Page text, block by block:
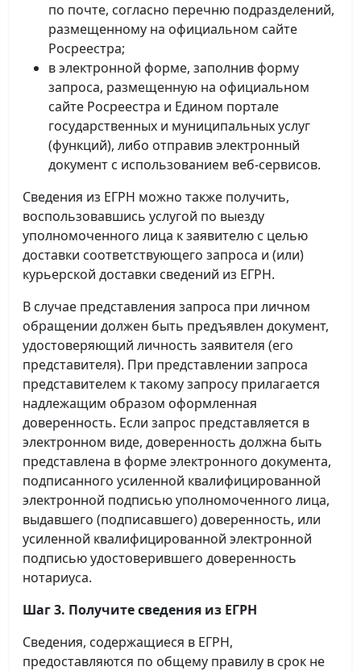
по почте, согласно перечню подразделений,
размещенному на официальном сайте
Росреестра;
в электронной форме, заполнив форму
запроса, размещенную на официальном
сайте Росреестра и Едином портале
государственных и муниципальных услуг
(функций), либо отправив электронный
документ с использованием веб-сервисов.
Сведения из ЕГРН можно также получить,
воспользовавшись услугой по выезду
уполномоченного лица к заявителю с целью
доставки соответствующего запроса и (или)
курьерской доставки сведений из ЕГРН.
В случае представления запроса при личном
обращении должен быть предъявлен документ,
удостоверяющий личность заявителя (его
представителя). При представлении запроса
представителем к такому запросу прилагается
надлежащим образом оформленная
доверенность. Если запрос представляется в
электронном виде, доверенность должна быть
представлена в форме электронного документа,
подписанного усиленной квалифицированной
электронной подписью уполномоченного лица,
выдавшего (подписавшего) доверенность, или
усиленной квалифицированной электронной
подписью удостоверившего доверенность
нотариуса.
Шаг 3. Получите сведения из ЕГРН
Сведения, содержащиеся в ЕГРН,
предоставляются по общему правилу в срок не